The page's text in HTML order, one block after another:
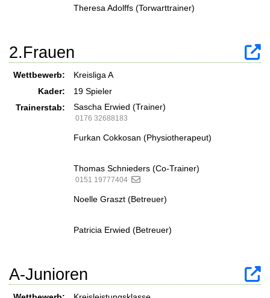
Theresa Adolffs (Torwarttrainer)
2.Frauen
Wettbewerb:
Kreisliga A
Kader:
19 Spieler
Trainerstab:
Sascha Erwied (Trainer)
0176 32688183
Furkan Cokkosan (Physiotherapeut)
Thomas Schnieders (Co-Trainer)
0151 19777404
Noelle Graszt (Betreuer)
Patricia Erwied (Betreuer)
A-Junioren